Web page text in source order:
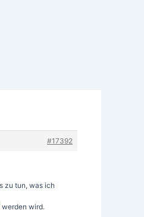
#17392
zu tun, was ich
wird.